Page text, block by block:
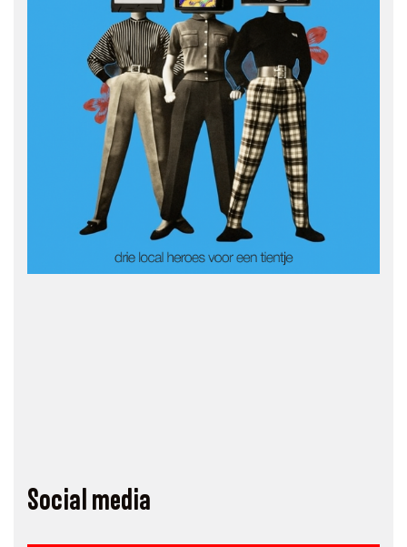
Social media